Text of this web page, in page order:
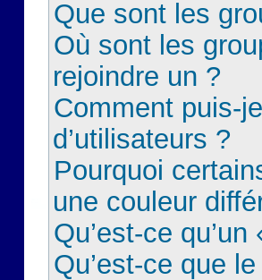
Que sont les
Où sont les
rejoindre un ?
Comment puis-
d’utilisateurs ?
Pourquoi
une couleur
Qu’est-ce
Qu’est-ce que